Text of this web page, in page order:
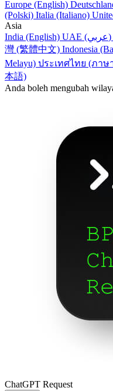
Europe (English)
(Polski) Italia (Italiano)
Asia
India (English)
UAE (عربي)
灣 (繁體中文) Indonesia
Melayu) ประเทศไทย (ภาษ
本語)
Anda boleh mengubah
ChatGPT Request